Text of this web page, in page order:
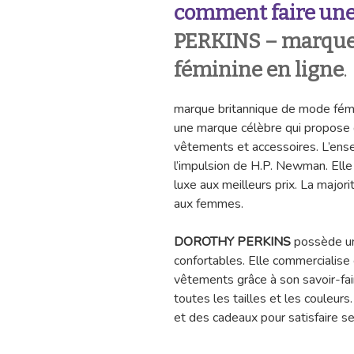
comment faire
PERKINS –
féminine en ligne.
marque britannique de mode
une marque célèbre qui
vêtements et accessoires.
l’impulsion de H.P. Newman.
luxe aux meilleurs prix. La
aux femmes.
DOROTHY PERKINSpossède
confortables. Elle
vêtements grâce à son savoir-
toutes les tailles et les
et des cadeaux pour satisfaire